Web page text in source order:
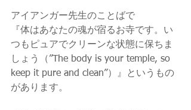
アイアンガー先生のことばで
『体はあなたの魂が宿るお寺です。い
つもピュアでクリーンな状態に保ちま
しょう（”The body is your temple, so
keep it pure and clean”）』というもの
があります。